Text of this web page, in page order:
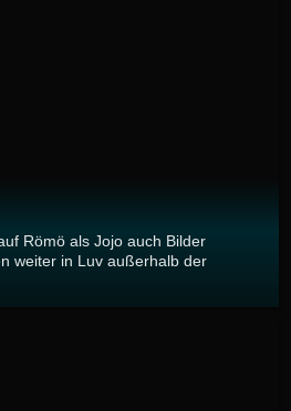
Römö als Jojo auch Bilder
weiter in Luv außerhalb der